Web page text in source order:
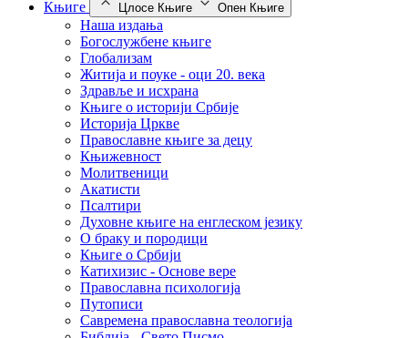
Књиге
Цлосе Књиге Опен Књиге
Наша издања
Богослужбене књиге
Глобализам
Житија и поуке - оци 20. века
Здравље и исхрана
Књиге о историји Србије
Историја Цркве
Православне књиге за децу
Књижевност
Молитвеници
Акатисти
Псалтири
Духовне књиге на енглеском језику
О браку и породици
Књиге о Србији
Катихизис - Основе вере
Православна психологија
Путописи
Савремена православна теологија